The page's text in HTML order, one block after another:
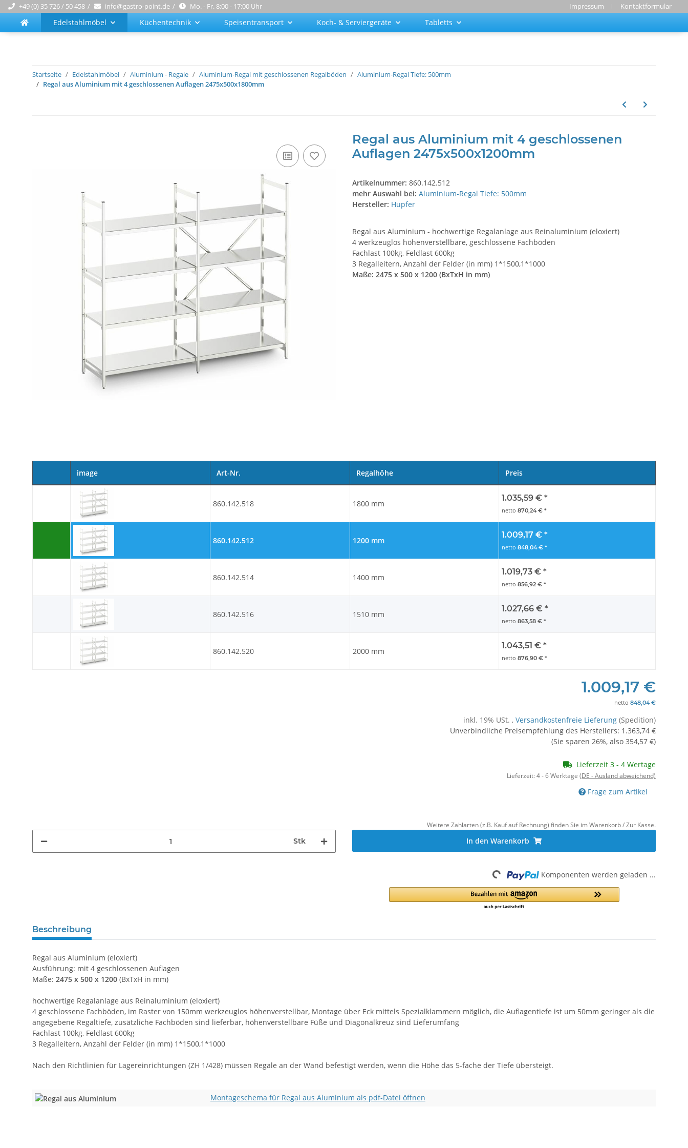
+49 (0) 35 726 / 50 458 info@gastro-point.de Mo. - Fr. 8:00 - 17:00 Uhr Impressum Kontaktformular
Edelstahlmöbel Küchentechnik Speisentransport Koch- & Serviergeräte Tabletts
Startseite Edelstahlmöbel Aluminium - Regale Aluminium-Regal mit geschlossenen Regalböden
Aluminium-Regal Tiefe: 500mm
Regal aus Aluminium mit 4 geschlossenen Auflagen 2475x500x1800mm
Regal aus Aluminium mit 4 geschlossenen
Auflagen 2475x500x1200mm
Artikelnummer: 860.142.512
mehr Auswahl bei: Aluminium-Regal Tiefe: 500mm
Hersteller: Hupfer
Regal aus Aluminium - hochwertige Regalanlage aus Reinaluminium (eloxiert)
4 werkzeuglos höhenverstellbare, geschlossene Fachböden
Fachlast 100kg, Feldlast 600kg
3 Regalleitern, Anzahl der Felder (in mm) 1*1500,1*1000
Maße: 2475 x 500 x 1200 (BxTxH in mm)
image Art-Nr. Regalhöhe Preis
860.142.518 1800 mm
1.035,59 € *
netto 870,24 € *
860.142.512 1200 mm
1.009,17 € *
netto 848,04 € *
860.142.514 1400 mm
1.019,73 € *
netto 856,92 € *
860.142.516 1510 mm
1.027,66 € *
netto 863,58 € *
860.142.520 2000 mm
1.043,51 € *
netto 876,90 € *
1.009,17 €
netto 848,04 €
inkl. 19% USt. , Versandkostenfreie Lieferung (Spedition)
Unverbindliche Preisempfehlung des Herstellers: 1.363,74 €
(Sie sparen 26%, also 354,57 €)
Lieferzeit 3 - 4 Wertage
Lieferzeit:4 - 6 Werktage (DE - Ausland abweichend)
Frage zum Artikel
Weitere Zahlarten (z.B. Kauf auf Rechnung) finden Sie im Warenkorb / Zur Kasse.
Stk In den Warenkorb
Loading... Komponenten werden geladen ...
Beschreibung
Regal aus Aluminium (eloxiert)
Ausführung: mit 4 geschlossenen Auflagen
Maße: 2475 x 500 x 1200 (BxTxH in mm)
hochwertige Regalanlage aus Reinaluminium (eloxiert)
4 geschlossene Fachböden, im Raster von 150mm werkzeuglos höhenverstellbar, Montage über Eck mittels Spezialklammern möglich, die Auflagentiefe ist um 50mm geringer als die
angegebene Regaltiefe, zusätzliche Fachböden sind lieferbar, höhenverstellbare Füße und Diagonalkreuz sind Lieferumfang
Fachlast 100kg, Feldlast 600kg
3 Regalleitern, Anzahl der Felder (in mm) 1*1500,1*1000
Nach den Richtlinien für Lagereinrichtungen (ZH 1/428) müssen Regale an der Wand befestigt werden, wenn die Höhe das 5-fache der Tiefe übersteigt.
Montageschema für Regal aus Aluminium als pdf-Datei öffnen